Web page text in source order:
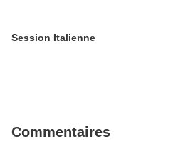
Session Italienne
Commentaires